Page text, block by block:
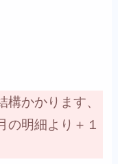
かかります、
の明細より＋１